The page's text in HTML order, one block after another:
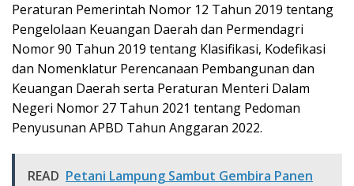
Peraturan Pemerintah Nomor 12 Tahun 2019 tentang
Pengelolaan Keuangan Daerah dan Permendagri
Nomor 90 Tahun 2019 tentang Klasifikasi, Kodefikasi
dan Nomenklatur Perencanaan Pembangunan dan
Keuangan Daerah serta Peraturan Menteri Dalam
Negeri Nomor 27 Tahun 2021 tentang Pedoman
Penyusunan APBD Tahun Anggaran 2022.
READ Petani Lampung Sambut Gembira Panen